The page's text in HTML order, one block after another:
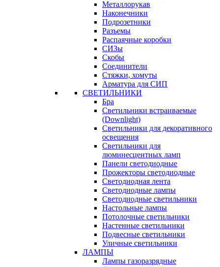
Металлорукав
Наконечники
Подрозетники
Разъемы
Распаячные коробки
СИЗы
Скобы
Соединители
Стяжки, хомуты
Арматура для СИП
СВЕТИЛЬНИКИ
Бра
Светильники встраиваемые
(Downlight)
Светильники для декоративного
освещения
Светильники для
люминесцентных ламп
Панели светодиодные
Прожекторы светодиодные
Светодиодная лента
Светодиодные лампы
Светодиодные светильники
Настольные лампы
Потолочные светильники
Настенные светильники
Подвесные светильники
Уличные светильники
ЛАМПЫ
Лампы газоразрядные